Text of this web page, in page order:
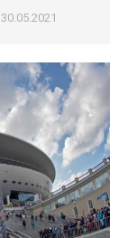
30.05.2021